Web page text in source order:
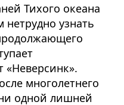
Тихого океана
узнать
«Неверсинк».
многолетнего
одной лишней